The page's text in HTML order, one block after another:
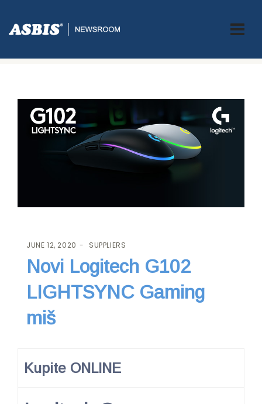
ASBIS.BA>SUPPLIERS> NOVI LOGITECH G102 LIGHTSYNC GAMING
JUNE 12, 2020 SUPPLIERS
Novi Logitech G102
LIGHTSYNC Gaming
miš
Kupite ONLINE